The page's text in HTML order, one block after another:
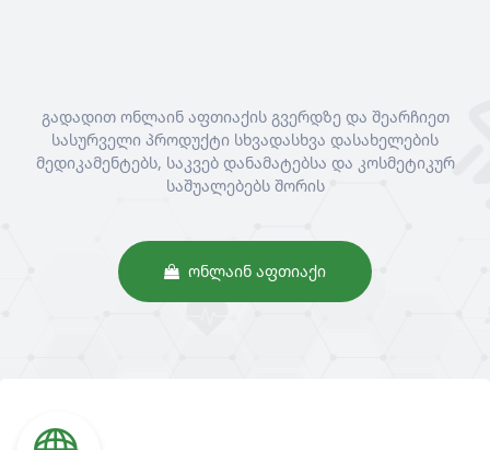
გადადით ონლაინ აფთიაქის გვერდზე და შეარჩიეთ
სასურველი პროდუქტი სხვადასხვა დასახელების
მედიკამენტებს, საკვებ დანამატებსა და კოსმეტიკურ
საშუალებებს შორის
ᲝᲜᲚᲐᲘᲜ ᲐᲤᲗᲘᲐᲥᲘ